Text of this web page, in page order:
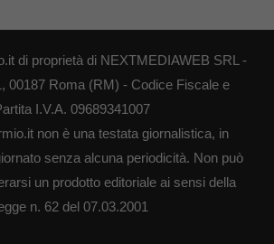
di proprietà di NEXTMEDIAWEB SRL -
00187 Roma (RM) - Codice Fiscale e
I.V.A. 09689341007
non è una testata giornalistica, in
senza alcuna periodicità. Non può
un prodotto editoriale ai sensi della
n. 62 del 07.03.2001